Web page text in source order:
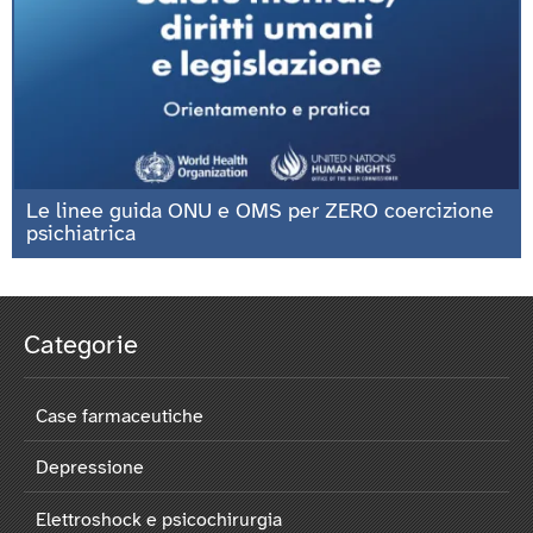
Le linee guida ONU e OMS per ZERO coercizione
psichiatrica
Categorie
Case farmaceutiche
Depressione
Elettroshock e psicochirurgia